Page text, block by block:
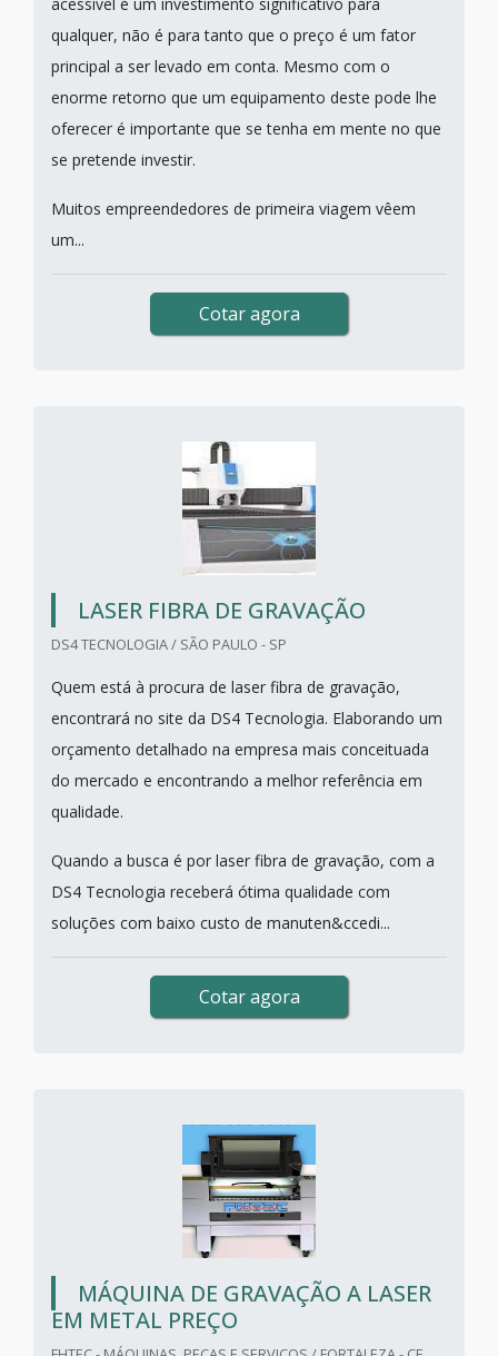
qualquer, não é para tanto que o preço é um fator
principal a ser levado em conta. Mesmo com o
enorme retorno que um equipamento deste pode lhe
oferecer é importante que se tenha em mente no que
se pretende investir.
Muitos empreendedores de primeira viagem vêem
um...
Cotar agora
LASER FIBRA DE GRAVAÇÃO
DS4 TECNOLOGIA / SÃO PAULO - SP
Quem está à procura de laser fibra de gravação,
encontrará no site da DS4 Tecnologia. Elaborando um
orçamento detalhado na empresa mais conceituada
do mercado e encontrando a melhor referência em
qualidade.
Quando a busca é por laser fibra de gravação, com a
DS4 Tecnologia receberá ótima qualidade com
soluções com baixo custo de manuten&ccedi...
Cotar agora
MÁQUINA DE GRAVAÇÃO A LASER
EM METAL PREÇO